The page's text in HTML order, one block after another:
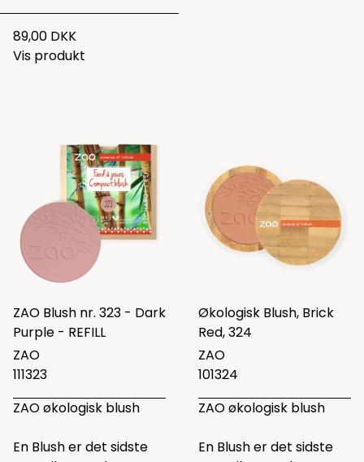
89,00 DKK
Vis produkt
ZAO Blush nr. 323 - Dark
Purple - REFILL
ZAO
111323
ZAO økologisk blush
En Blush er det sidste
Økologisk Blush, Brick
Red, 324
ZAO
101324
ZAO økologisk blush
En Blush er det sidste